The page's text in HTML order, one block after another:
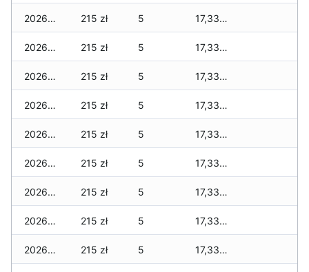
2026-06-04 215 zł 5 17,330 zł
2026-06-03 215 zł 5 17,330 zł
2026-06-02 215 zł 5 17,330 zł
2026-06-01 215 zł 5 17,330 zł
2026-05-31 215 zł 5 17,330 zł
2026-05-30 215 zł 5 17,330 zł
2026-05-29 215 zł 5 17,330 zł
2026-05-28 215 zł 5 17,330 zł
2026-05-27 215 zł 5 17,330 zł